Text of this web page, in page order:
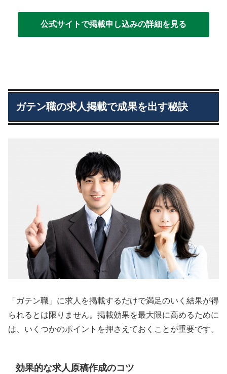
公式サイトで掲載申し込みの詳細を見る
ガテン職の求人掲載で成果を出す秘訣
「ガテン職」に求人を掲載するだけで満足のいく結果が得
られるとは限りません。掲載効果を最大限に高めるために
は、いくつかのポイントを押さえておくことが重要です。
効果的な求人原稿作成のコツ